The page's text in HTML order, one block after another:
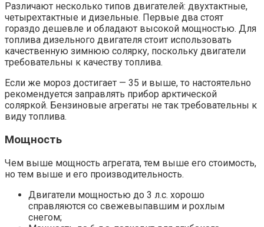
Различают несколько типов двигателей: двухтактные,
четырехтактные и дизельные. Первые два стоят
гораздо дешевле и обладают высокой мощностью. Для
топлива дизельного двигателя стоит использовать
качественную зимнюю солярку, поскольку двигатели
требовательны к качеству топлива.
Если же мороз достигает — 35 и выше, то настоятельно
рекомендуется заправлять прибор арктической
соляркой. Бензиновые агрегаты не так требовательны к
виду топлива.
Мощность
Чем выше мощность агрегата, тем выше его стоимость,
но тем выше и его производительность.
Двигатели мощностью до 3 л.с. хорошо
справляются со свежевыпавшим и рохлым
снегом;